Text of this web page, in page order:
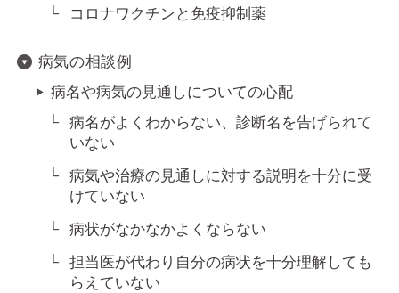
コロナワクチンと免疫抑制薬
病気の相談例
病名や病気の見通しについての心配
病名がよくわからない、診断名を告げられて
いない
病気や治療の見通しに対する説明を十分に受
けていない
病状がなかなかよくならない
担当医が代わり自分の病状を十分理解しても
らえていない